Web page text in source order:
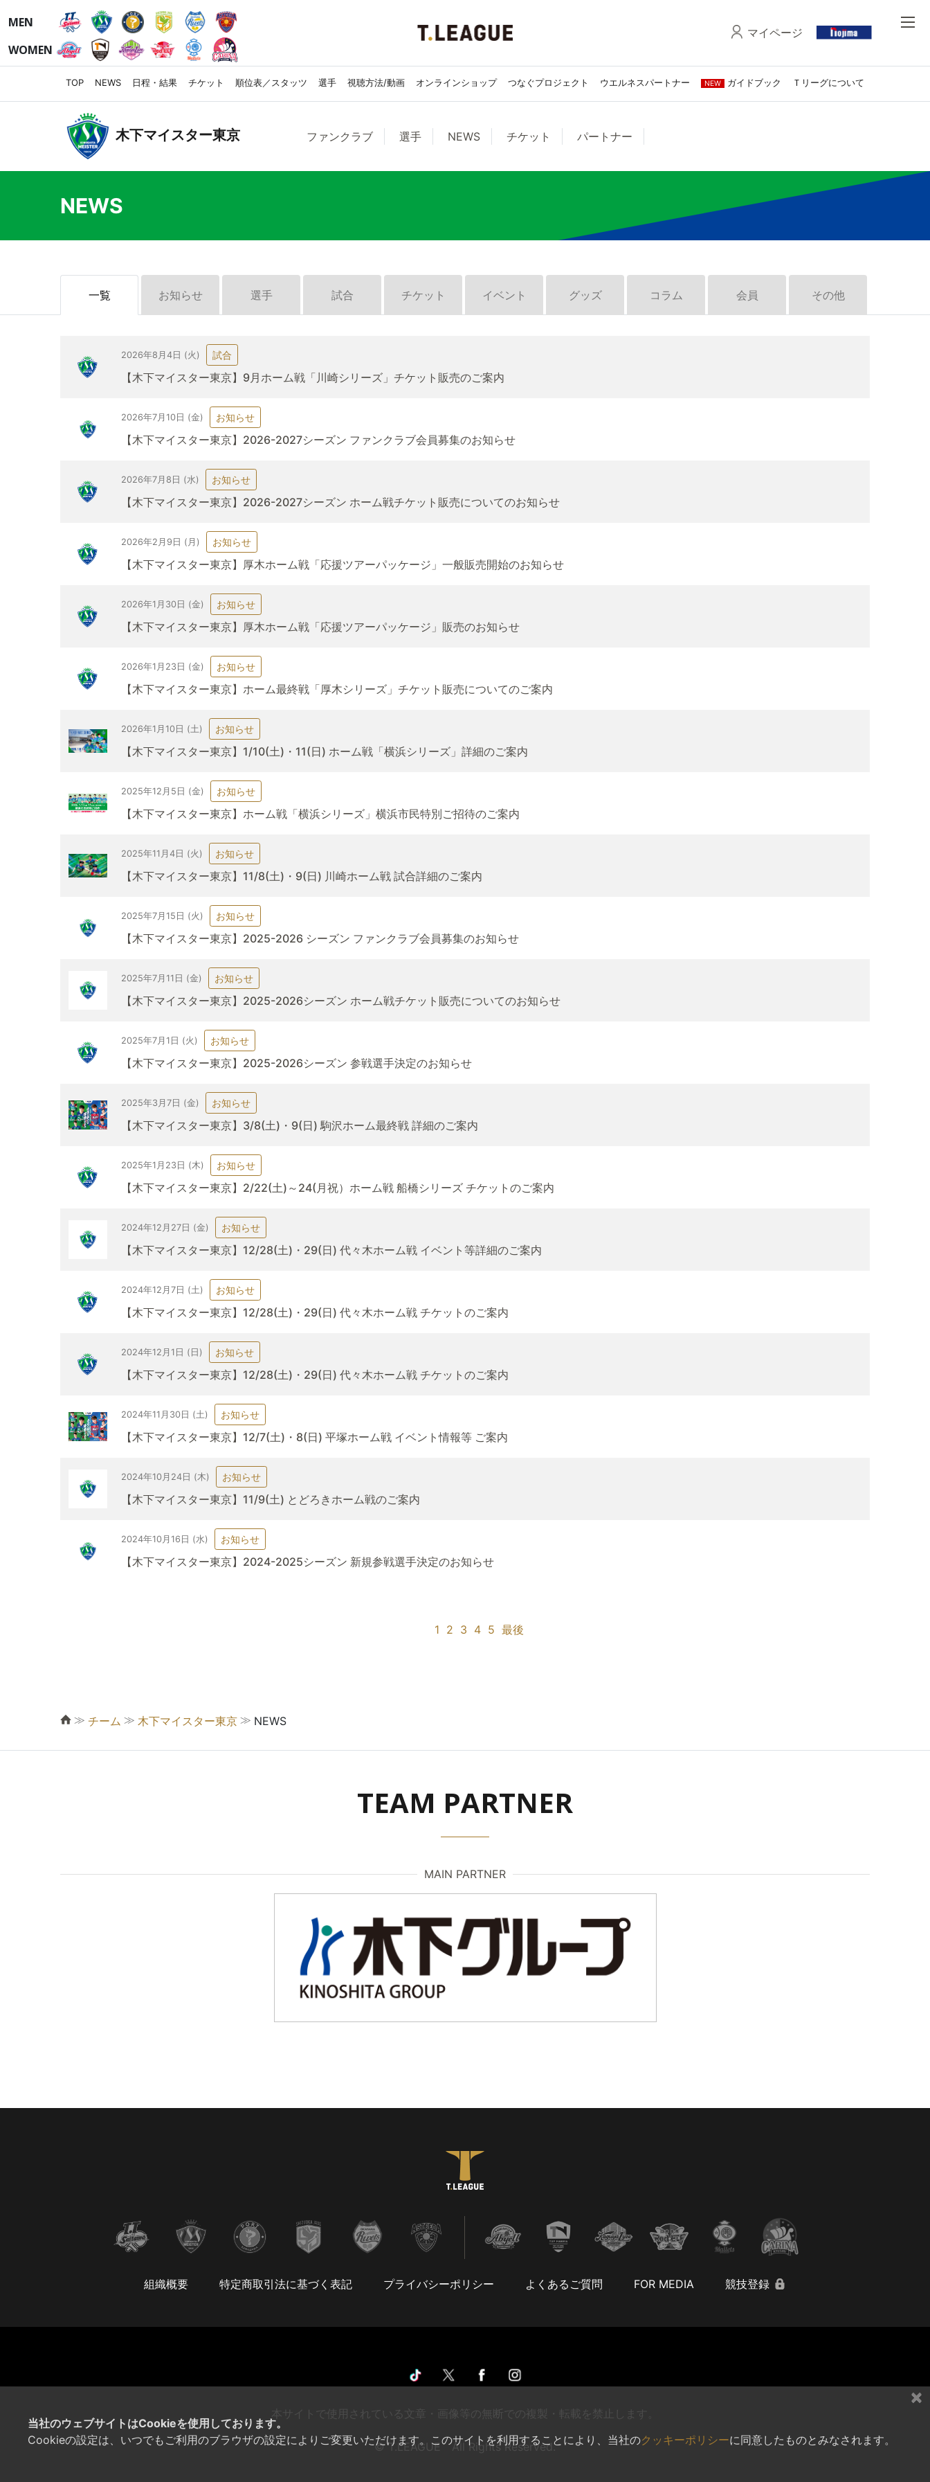
MEN
WOMEN
マイページ
TOP NEWS 日程・結果 チケット 順位表／スタッツ 選手 視聴方法/動画 オンラインショップ つなぐプロジェクト ウエルネスパートナー NEW ガイドブック Ｔリーグについて
木下マイスター東京 ファンクラブ 選手 NEWS チケット パートナー
NEWS
一覧 お知らせ 選手 試合 チケット イベント グッズ コラム 会員 その他
2026年8月4日 (火) 試合
【木下マイスター東京】9月ホーム戦「川崎シリーズ」チケット販売のご案内
2026年7月10日 (金) お知らせ
【木下マイスター東京】2026-2027シーズン ファンクラブ会員募集のお知らせ
2026年7月8日 (水) お知らせ
【木下マイスター東京】2026-2027シーズン ホーム戦チケット販売についてのお知らせ
2026年2月9日 (月) お知らせ
【木下マイスター東京】厚木ホーム戦「応援ツアーパッケージ」一般販売開始のお知らせ
2026年1月30日 (金) お知らせ
【木下マイスター東京】厚木ホーム戦「応援ツアーパッケージ」販売のお知らせ
2026年1月23日 (金) お知らせ
【木下マイスター東京】ホーム最終戦「厚木シリーズ」チケット販売についてのご案内
2026年1月10日 (土) お知らせ
【木下マイスター東京】1/10(土)・11(日) ホーム戦「横浜シリーズ」詳細のご案内
2025年12月5日 (金) お知らせ
【木下マイスター東京】ホーム戦「横浜シリーズ」横浜市民特別ご招待のご案内
2025年11月4日 (火) お知らせ
【木下マイスター東京】11/8(土)・9(日) 川崎ホーム戦 試合詳細のご案内
2025年7月15日 (火) お知らせ
【木下マイスター東京】2025-2026 シーズン ファンクラブ会員募集のお知らせ
2025年7月11日 (金) お知らせ
【木下マイスター東京】2025-2026シーズン ホーム戦チケット販売についてのお知らせ
2025年7月1日 (火) お知らせ
【木下マイスター東京】2025-2026シーズン 参戦選手決定のお知らせ
2025年3月7日 (金) お知らせ
【木下マイスター東京】3/8(土)・9(日) 駒沢ホーム最終戦 詳細のご案内
2025年1月23日 (木) お知らせ
【木下マイスター東京】2/22(土)～24(月祝）ホーム戦 船橋シリーズ チケットのご案内
2024年12月27日 (金) お知らせ
【木下マイスター東京】12/28(土)・29(日) 代々木ホーム戦 イベント等詳細のご案内
2024年12月7日 (土) お知らせ
【木下マイスター東京】12/28(土)・29(日) 代々木ホーム戦 チケットのご案内
2024年12月1日 (日) お知らせ
【木下マイスター東京】12/28(土)・29(日) 代々木ホーム戦 チケットのご案内
2024年11月30日 (土) お知らせ
【木下マイスター東京】12/7(土)・8(日) 平塚ホーム戦 イベント情報等 ご案内
2024年10月24日 (木) お知らせ
【木下マイスター東京】11/9(土) とどろきホーム戦のご案内
2024年10月16日 (水) お知らせ
【木下マイスター東京】2024-2025シーズン 新規参戦選手決定のお知らせ
1 2 3 4 5 最後
≫ チーム ≫ 木下マイスター東京 ≫ NEWS
TEAM PARTNER
MAIN PARTNER
組織概要 特定商取引法に基づく表記 プライバシーポリシー よくあるご質問 FOR MEDIA 競技登録
本サイトで使用されている文章・画像等の無断での複製・転載を禁止します。
© T.LEAGUE All Rights Reserved.
×
当社のウェブサイトはCookieを使用しております。
Cookieの設定は、いつでもご利用のブラウザの設定によりご変更いただけます。このサイトを利用することにより、当社のクッキーポリシーに同意したものとみなされます。